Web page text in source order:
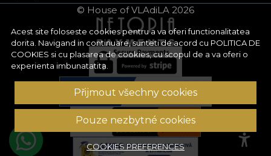
Acest site foloseste cookies pentru a va oferi functionalitatea
dorita. Navigand in continuare, sunteti de acord cu POLITICA DE
COOKIES si cu plasarea de cookies, cu scopul de a va oferi o
experienta imbunatatita.
Přijmout všechny cookies
Pouze nezbytné cookies
COOKIES PREFERENCES
© House of VLAdiLA 2026